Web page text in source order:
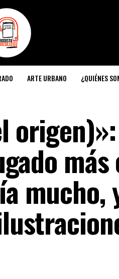
ARTE URBANO ¿QUIÉNES
origen)»:
más
mucho,